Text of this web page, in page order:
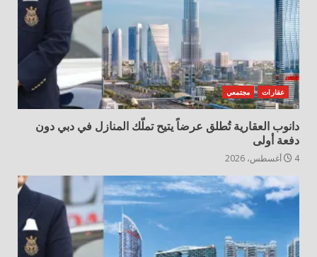
عقارات مجتمعي
دانوب العقارية تُطلق عرضاً يتيح تملّك المنازل في دبي دون
دفعة أولى
4 أغسطس، 2026